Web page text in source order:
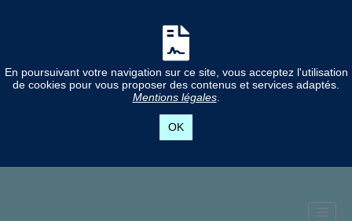
En poursuivant votre navigation sur ce site, vous acceptez l'utilisation
de cookies pour vous proposer des contenus et services adaptés.
Mentions légales.
OK